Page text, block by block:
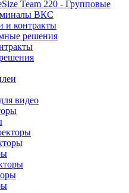
Team 220 - Групповые
ВКС
и контракты
решения
видео